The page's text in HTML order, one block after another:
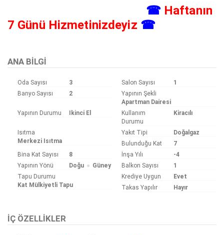
☎ Haftanın
7 Günü Hizmetinizdeyiz ☎
ANA BILGI
Oda Sayısı 3 Salon Sayısı
1
Banyo Sayısı
2
Yapının Şekli
Apartman Dairesi
Yapının Durumu
Ikinci El
Kullanım
Durumu
Kiracılı
Isıtma
Merkezi Isıtma
Yakıt Tipi
Doğalgaz
Bulunduğu Kat
7
Bina Kat Sayısı
8 İnşa Yılı
-4
Yapının Yönü
Doğu Güney Balkon Sayısı
1
Tapu Durumu
Kat Mülkiyetli Tapu
Krediye Uygun
Evet
Takas Yapılır
Hayır
İÇ ÖZELLIKLER